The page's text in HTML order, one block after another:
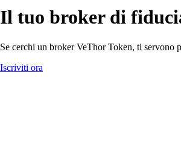
Il tuo broker di
Se cerchi un broker VeThor Token, ti servono
Iscriviti ora